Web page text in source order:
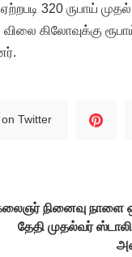
320 ருபாய்
கிலோவுக்கு
Twitter
நினைவு நாளை
தேதி முதல்வர்